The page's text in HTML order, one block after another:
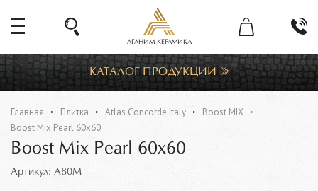
АГАНИМ КЕРАМИКА
КАТАЛОГ ПРОДУКЦИИ
Главная Плитка Atlas Concorde Italy
Boost MIX
Boost Mix Pearl 60x60
Boost Mix Pearl 60x60
Артикул: A80M